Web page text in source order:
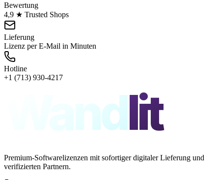
Bewertung
4,9 ★ Trusted Shops
Lieferung
Lizenz per E-Mail in Minuten
Hotline
+1 (713) 930-4217
Wandlit
Premium-Softwarelizenzen mit sofortiger digitaler Lieferung und
verifizierten Partnern.